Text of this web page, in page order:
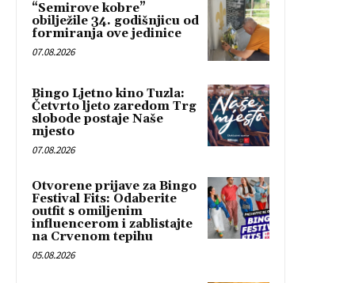
“Semirove kobre”
obilježile 34. godišnjicu od
formiranja ove jedinice
07.08.2026
Bingo Ljetno kino Tuzla:
Četvrto ljeto zaredom Trg
slobode postaje Naše
mjesto
07.08.2026
Otvorene prijave za Bingo
Festival Fits: Odaberite
outfit s omiljenim
influencerom i zablistajte
na Crvenom tepihu
05.08.2026